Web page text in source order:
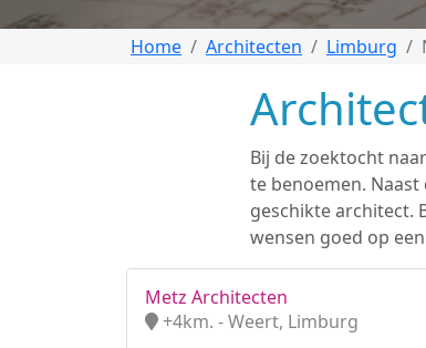
Home Architecten Limburg
Bij de zoektocht
te benoemen.
geschikte architect.
wensen goed op
Metz Architecten
+4km. - Weert, Limburg